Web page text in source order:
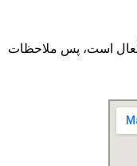
فعال است، پس ملاحظات